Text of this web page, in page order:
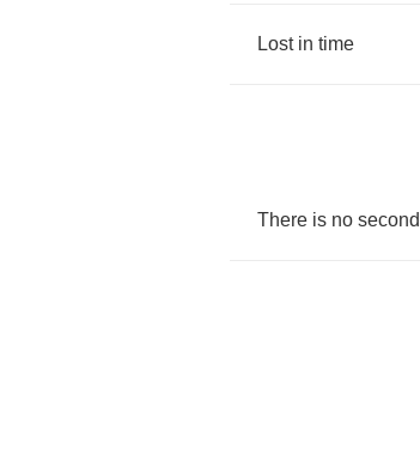
Lost in time
There is no second